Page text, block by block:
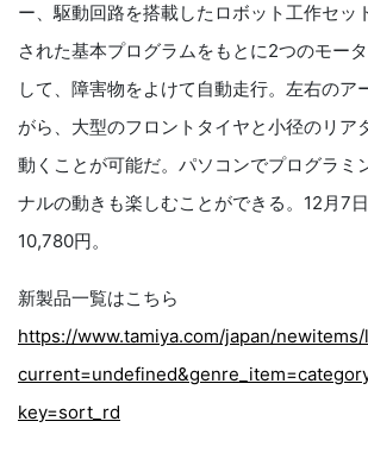
ー、駆動回路を搭載したロボット工作セッ
された基本プログラムをもとに2つのモー
して、障害物をよけて自動走行。左右のア
がら、大型のフロントタイヤと小径のリア
動くことが可能だ。パソコンでプログラミ
ナルの動きも楽しむことができる。12月7
10,780円。
新製品一覧はこちら
https://www.tamiya.com/japan/
key=sort_rd